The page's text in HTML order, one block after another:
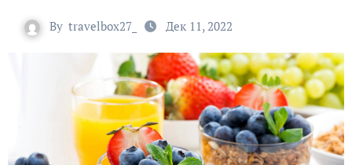
By travelbox27_ Дек 11, 2022